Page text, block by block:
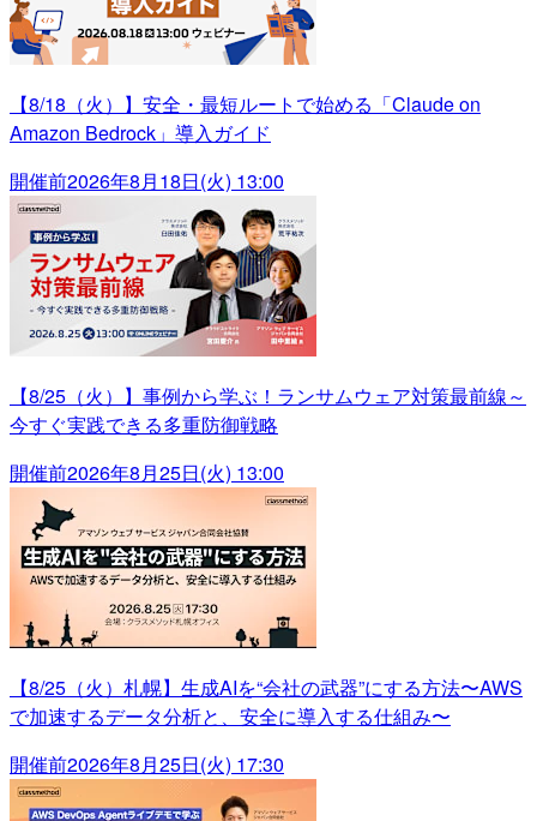
【8/18（火）】安全・最短ルートで始める「Claude on
Amazon Bedrock」導入ガイド
開催前2026年8月18日(火) 13:00
【8/25（火）】事例から学ぶ！ランサムウェア対策最前線～
今すぐ実践できる多重防御戦略
開催前2026年8月25日(火) 13:00
【8/25（火）札幌】生成AIを“会社の武器”にする方法〜AWS
で加速するデータ分析と、安全に導入する仕組み〜
開催前2026年8月25日(火) 17:30